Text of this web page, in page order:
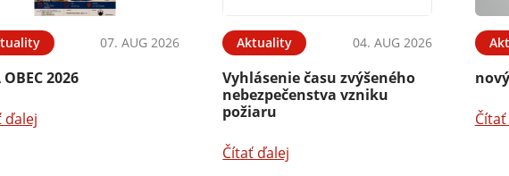
07. AUG 2026
OBEC 2026
ďalej
Aktuality 04. AUG 2026
Vyhlásenie času zvýšeného
nebezpečenstva vzniku
požiaru
Čítať ďalej